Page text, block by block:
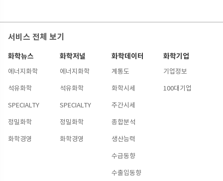
서비스 전체 보기
화학뉴스
에너지화학
석유화학
SPECIALTY
정밀화학
화학경영
화학저널
에너지화학
석유화학
SPECIALTY
정밀화학
화학경영
화학데이터
계통도
화학시세
주간시세
종합분석
생산능력
수급동향
수출입동향
화학기업
기업정보
100대기업